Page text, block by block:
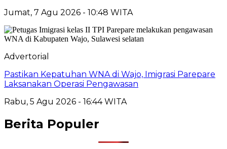
Jumat, 7 Agu 2026 - 10:48 WITA
Advertorial
Pastikan Kepatuhan WNA di Wajo, Imigrasi Parepare
Laksanakan Operasi Pengawasan
Rabu, 5 Agu 2026 - 16:44 WITA
Berita Populer